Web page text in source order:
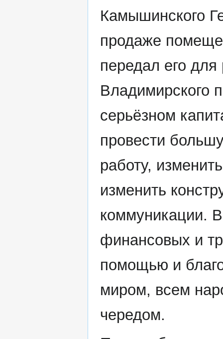
Камышинского
продаже
передал его
Владимирского
серьёзном
провести
работу,
изменить
коммуникации.
финансовых и
помощью и
миром, всем
чередом.